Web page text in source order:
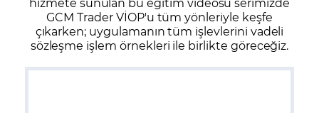
GCM Trader VİOP'u tüm yönleriyle keşfe
çıkarken; uygulamanın tüm işlevlerini vadeli
sözleşme işlem örnekleri ile birlikte göreceğiz.